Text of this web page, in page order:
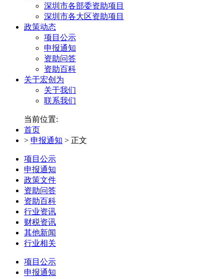
深圳市各部委资助项目
深圳市各大区资助项目
政策动态
项目公示
申报通知
资助问答
资助百科
关于宏创为
关于我们
联系我们
当前位置:
首页
> 申报通知 > 正文
项目公示
申报通知
政策文件
资助问答
资助百科
行业资讯
财税资讯
其他新闻
行业相关
项目公示
申报通知